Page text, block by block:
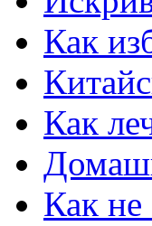
Как
Как
Как не